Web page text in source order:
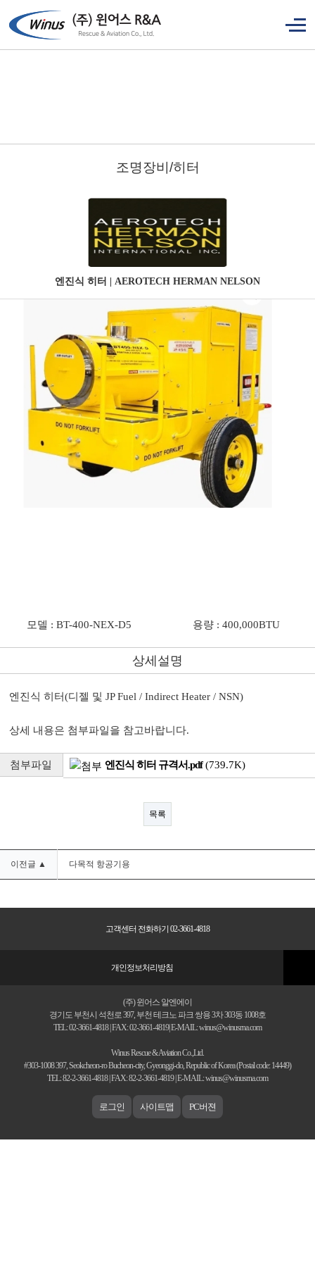
조명장비/히터
엔진식 히터 | AEROTECH HERMAN NELSON
모델 : BT-400-NEX-D5 용량 : 400,000BTU
상세설명
엔진식 히터(디젤 및 JP Fuel / Indirect Heater / NSN)
상세 내용은 첨부파일을 참고바랍니다.
첨부파일 엔진식 히터 규격서.pdf(739.7K)
목록
이전글 ▲ 다목적 항공기용
고객센터 전화하기 02-3661-4818
개인정보처리방침
(주) 윈어스 알엔에이
경기도 부천시 석천로 397, 부천 테크노 파크 쌍용 3차 303동 1008호
TEL: 02-3661-4818 | FAX: 02-3661-4819| E-MAIL: winus@winusrna.com
Winus Rescue & Aviation Co.,Ltd.
#303-1008 397, Seokcheon-ro Bucheon-city, Gyeonggi-do, Republic of Korea (Postal code: 14449)
TEL: 82-2-3661-4818 | FAX: 82-2-3661-4819 | E-MAIL: winus@winusrna.com
로그인 사이트맵 PC버젼